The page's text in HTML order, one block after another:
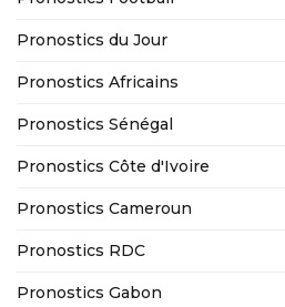
Pronostics du Jour
Pronostics Africains
Pronostics Sénégal
Pronostics Côte d'Ivoire
Pronostics Cameroun
Pronostics RDC
Pronostics Gabon